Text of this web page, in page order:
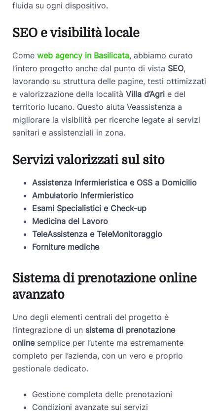
fluida su ogni dispositivo.
SEO e visibilità locale
Come web agency in Basilicata, abbiamo curato
l’intero progetto anche dal punto di vista SEO,
lavorando su struttura delle pagine, testi ottimizzati
e valorizzazione della località Villa d’Agri e del
territorio lucano. Questo aiuta Veassistenza a
migliorare la visibilità per ricerche legate ai servizi
sanitari e assistenziali in zona.
Servizi valorizzati sul sito
Assistenza Infermieristica e OSS a Domicilio
Ambulatorio Infermieristico
Esami Specialistici e Check-up
Medicina del Lavoro
TeleAssistenza e TeleMonitoraggio
Forniture mediche
Sistema di prenotazione online
avanzato
Uno degli elementi centrali del progetto è
l’integrazione di un sistema di prenotazione
online semplice per l’utente ma estremamente
completo per l’azienda, con un vero e proprio
gestionale dedicato.
Gestione completa delle prenotazioni
Condizioni avanzate sui servizi